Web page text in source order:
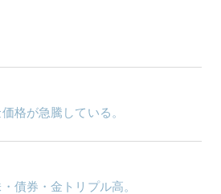
格が急騰している。
債券・金トリプル高。